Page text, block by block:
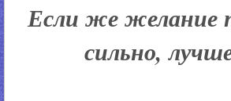
Если же желание
сильно,